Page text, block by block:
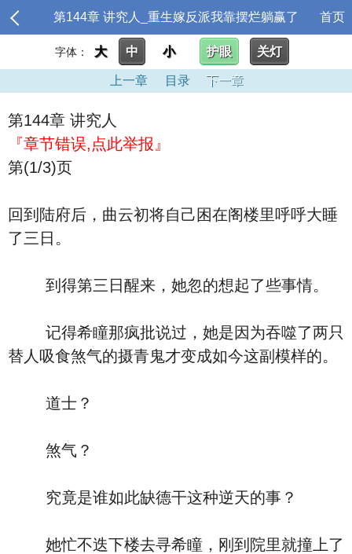
第144章 讲究人_重生嫁反派我靠摆烂躺赢了 首页
字体： 大 中 小 护眼 关灯
上一章 目录 下一章
第144章 讲究人
『章节错误,点此举报』
第(1/3)页
回到陆府后，曲云初将自己困在阁楼里呼呼大睡
了三日。
到得第三日醒来，她忽的想起了些事情。
记得希瞳那疯批说过，她是因为吞噬了两只
替人吸食煞气的摄青鬼才变成如今这副模样的。
道士？
煞气？
究竟是谁如此缺德干这种逆天的事？
她忙不迭下楼去寻希瞳，刚到院里就撞上了